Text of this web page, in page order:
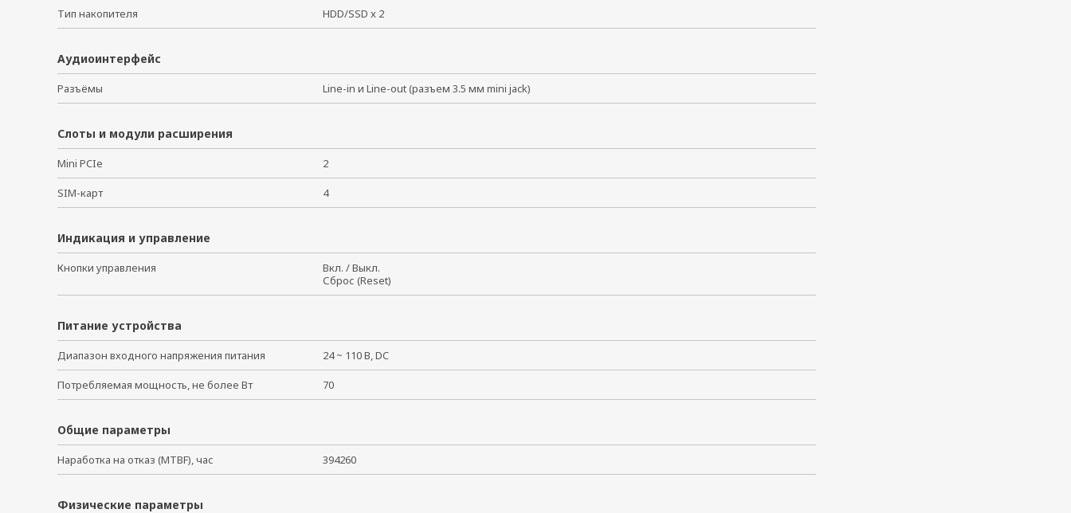
Тип накопителя HDD/SSD x 2
Аудиоинтерфейс
Разъёмы Line-in и Line-out (разъем 3.5 мм mini jack)
Слоты и модули расширения
Mini PCIe 2
SIM-карт 4
Индикация и управление
Кнопки управления
Вкл. / Выкл.
Сброс (Reset)
Питание устройства
Диапазон входного напряжения питания 24 ~ 110 В, DC
Потребляемая мощность, не более Вт 70
Общие параметры
Наработка на отказ (MTBF), час 394260
Физические параметры